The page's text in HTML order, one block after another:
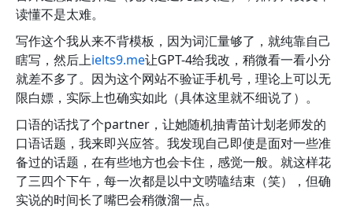
读懂不是太难。
写作这个我从来不背模板，因为词汇量够了，就纯靠自己
瞎写，然后上ielts9.me让GPT-4给我改，稍微看一看小分
就差不多了。因为这个网站不验证手机号，理论上可以无
限白嫖，实际上也确实如此（具体这里就不细说了）。
口语的话找了个partner，让她随机抽青苗计划老师发的
口语话题，我来即兴应答。我发现自己即使是面对一些准
备过的话题，在有些地方也会卡住，感觉一般。就这样花
了三四个下午，每一次都是以中文唠嗑结束（笑），但确
实说的时间长了嘴巴会稍微溜一点。